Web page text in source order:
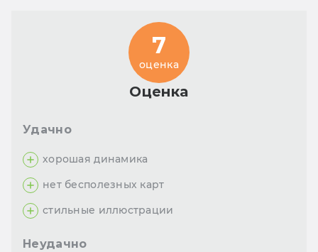
Оценка
7
оценка
Удачно
хорошая динамика
нет бесполезных карт
стильные иллюстрации
Неудачно